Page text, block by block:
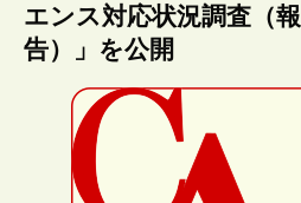
エンス対応状況調査（報
告）」を公開